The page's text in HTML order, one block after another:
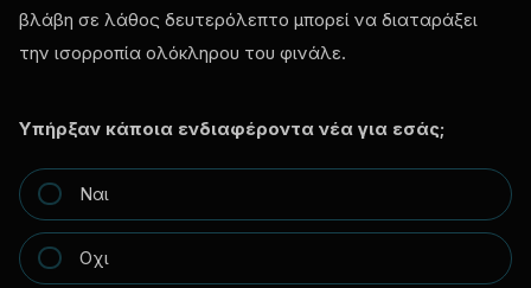
βλάβη σε λάθος δευτερόλεπτο μπορεί να διαταράξει
την ισορροπία ολόκληρου του φινάλε.
Υπήρξαν κάποια ενδιαφέροντα νέα για εσάς;
Ναι
Οχι